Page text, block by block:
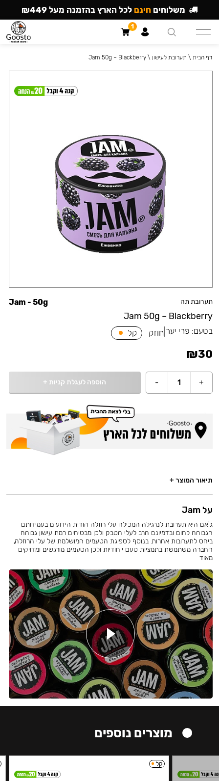
תערובת תה
Jam 50g – Blackberry
Jam - 50g
בטעם: פרי יער חוזק קל
₪30
+
1
- הוספה לעגלת קניות +
דף הבית \ תערובת לעישון \
Jam 50g – Blackberry
תיאור המוצר +
על Jam
ג'אם היא תערובת לנרגילה המכילה עלי רוזלה הודית הידועים בעמידותם
הגבוהה לחום ובדמיונם הרב לעלי הטבק ולכן מבטיחים רמת עישון גבוהה
ביחס לתערובות אחרות. בנוסף לספיגת הטעמים המושלמת של עלי הרוזלה,
החברה משתמשת בתמציות טעם ייחודיות ולכן הטעמים מורגשים ומדויקים
מאוד
מוצרים נוספים
קל
משלוחים חינם לכל הארץ בהזמנה מעל ₪449
1